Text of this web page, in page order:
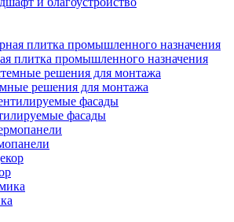
плитка промышленного назначения
решения для монтажа
фасады